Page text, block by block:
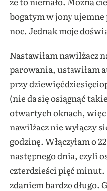
bogatym w jony ujemne
noc. Jednak moje
Nastawiłam nawilżacz
parowania, ustawiłam
przy
(nie da się osiągnąć
otwartych oknach, więc
nawilżacz nie wyłączy
godzinę. Włączyłam o
następnego dnia, czyli
czterdzieści pięć
zdaniem bardzo długo.